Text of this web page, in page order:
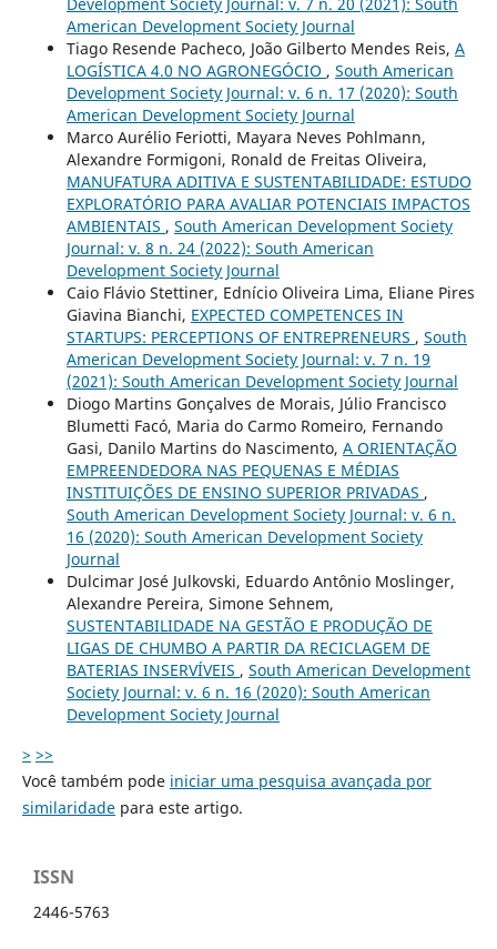
American Development Society Journal
Tiago Resende Pacheco, João Gilberto Mendes Reis, A
LOGÍSTICA 4.0 NO AGRONEGÓCIO , South American
Development Society Journal: v. 6 n. 17 (2020): South
American Development Society Journal
Marco Aurélio Feriotti, Mayara Neves Pohlmann,
Alexandre Formigoni, Ronald de Freitas Oliveira,
MANUFATURA ADITIVA E SUSTENTABILIDADE: ESTUDO
EXPLORATÓRIO PARA AVALIAR POTENCIAIS IMPACTOS
AMBIENTAIS , South American Development Society
Journal: v. 8 n. 24 (2022): South American
Development Society Journal
Caio Flávio Stettiner, Ednício Oliveira Lima, Eliane Pires
Giavina Bianchi, EXPECTED COMPETENCES IN
STARTUPS: PERCEPTIONS OF ENTREPRENEURS , South
American Development Society Journal: v. 7 n. 19
(2021): South American Development Society Journal
Diogo Martins Gonçalves de Morais, Júlio Francisco
Blumetti Facó, Maria do Carmo Romeiro, Fernando
Gasi, Danilo Martins do Nascimento, A ORIENTAÇÃO
EMPREENDEDORA NAS PEQUENAS E MÉDIAS
INSTITUIÇÕES DE ENSINO SUPERIOR PRIVADAS ,
South American Development Society Journal: v. 6 n.
16 (2020): South American Development Society
Journal
Dulcimar José Julkovski, Eduardo Antônio Moslinger,
Alexandre Pereira, Simone Sehnem,
SUSTENTABILIDADE NA GESTÃO E PRODUÇÃO DE
LIGAS DE CHUMBO A PARTIR DA RECICLAGEM DE
BATERIAS INSERVÍVEIS , South American Development
Society Journal: v. 6 n. 16 (2020): South American
Development Society Journal
> >>
Você também pode iniciar uma pesquisa avançada por
similaridadepara este artigo.
ISSN
2446-5763